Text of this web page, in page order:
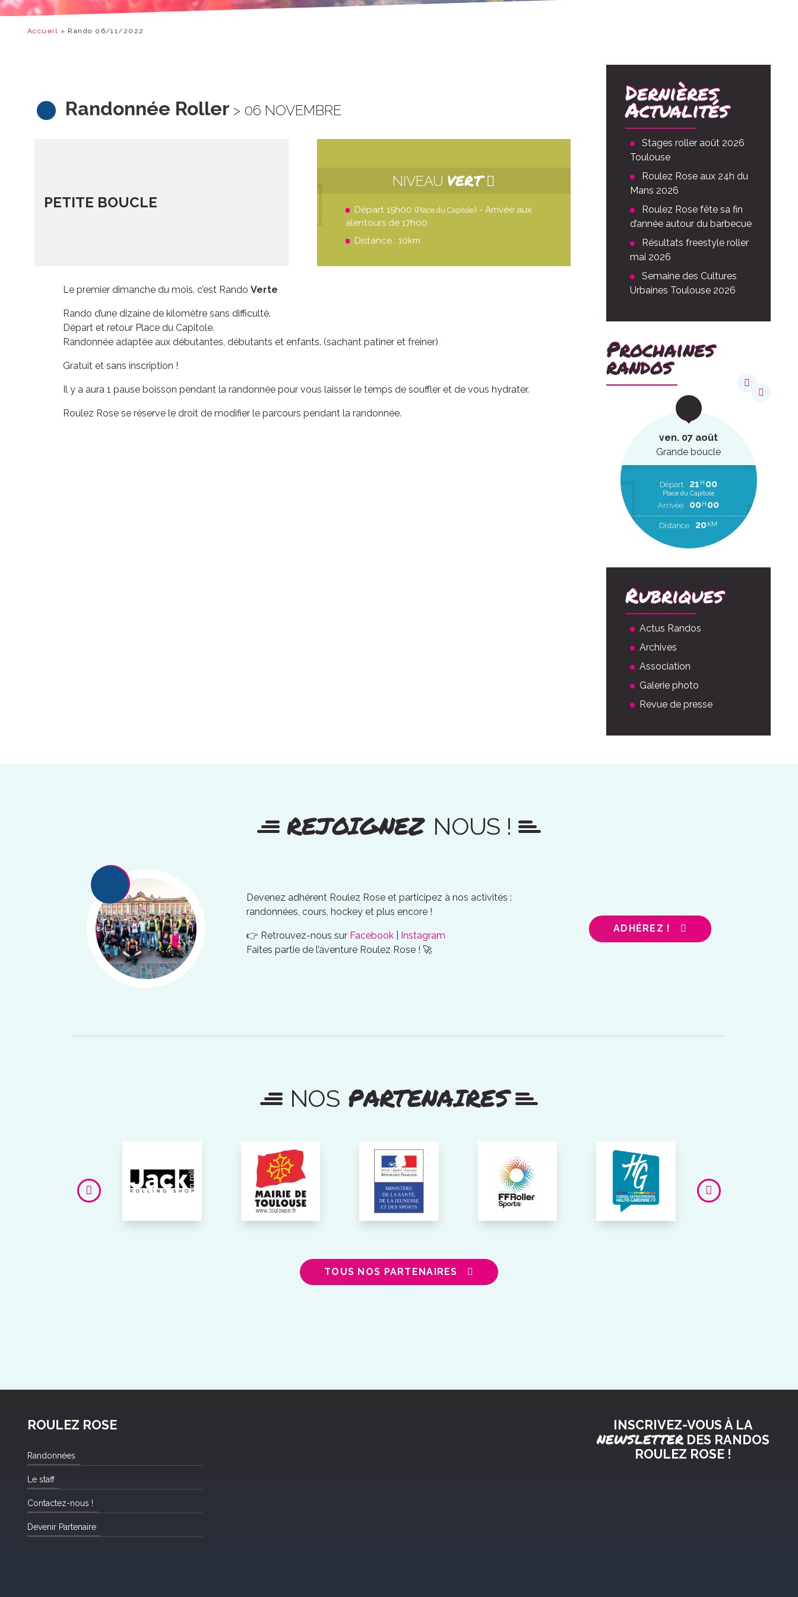
Accueil » Rando 06/11/2022
Randonnée Roller > 06 NOVEMBRE
PETITE BOUCLE
NIVEAU VERT
Départ 15h00 (Place du Capitole) - Arrivée aux
alentours de 17h00
Distance : 10km
Le premier dimanche du mois, c’est Rando Verte
Rando d’une dizaine de kilomètre sans difficulté.
Départ et retour Place du Capitole.
Randonnée adaptée aux débutantes, débutants et enfants. (sachant patiner et freiner)
Gratuit et sans inscription !
Il y a aura 1 pause boisson pendant la randonnée pour vous laisser le temps de souffler et de vous hydrater.
Roulez Rose se réserve le droit de modifier le parcours pendant la randonnée.
Dernières
Actualités
Stages roller août 2026
Toulouse
Roulez Rose aux 24h du
Mans 2026
Roulez Rose fête sa fin
d’année autour du barbecue
Résultats freestyle roller
mai 2026
Semaine des Cultures
Urbaines Toulouse 2026
Prochaines
randos
ven. 07 août
Grande boucle
Départ 21 H 00
Place du Capitole
Arrivée 00H 00
Distance 20KM
Rubriques
Actus Randos
Archives
Association
Galerie photo
Revue de presse
REJOIGNEZ NOUS !
Devenez adhérent Roulez Rose et participez à nos activités :
randonnées, cours, hockey et plus encore !
👉 Retrouvez-nous sur Facebook
Instagram
Faites partie de l’aventure Roulez Rose ! 🚀
ADHÉREZ !
NOSPARTENAIRES
TOUS NOS PARTENAIRES
ROULEZ ROSE
Randonnées
Le staff
Contactez-nous !
Devenir Partenaire
INSCRIVEZ-VOUS À LA
NEWSLETTERDES RANDOS
ROULEZ ROSE !